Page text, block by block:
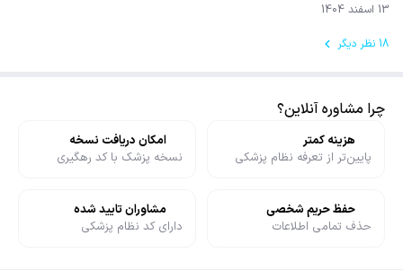
13 اسفند 1404
18 نظر دیگر
چرا مشاوره آنلاین؟
هزینه کمتر
پایین‌تر از تعرفه نظام پزشکی
امکان دریافت نسخه
نسخه پزشک با کد رهگیری
حفظ حریم شخصی
حذف تمامی اطلاعات
مشاوران تایید شده
دارای کد نظام پزشکی